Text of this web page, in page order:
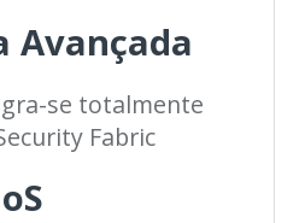
Avançada
se totalmente
Fabric